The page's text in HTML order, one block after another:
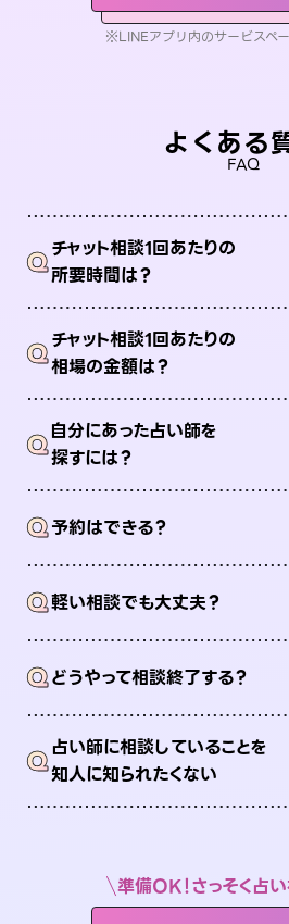
※LINEアプリ内のサービスペ
よくある
FAQ
Qチャット相談1回あたりの
所要時間は？
Qチャット相談1回あたりの
相場の金額は？
Q自分にあった占い師を
探すには？
Q予約はできる？
Q軽い相談でも大丈夫？
Qどうやって相談終了する？
Q占い師に相談していることを
知人に知られたくない
準備OK！さっそく占